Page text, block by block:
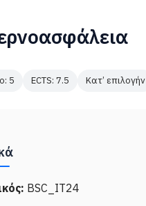
5 ECTS: 7.5 Κατ’ επιλογήν
BSC_IT24